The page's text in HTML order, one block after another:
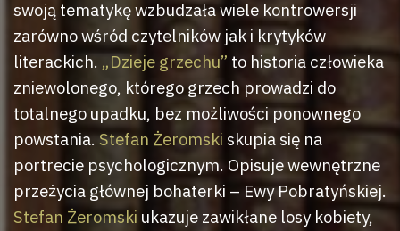
swoją tematykę wzbudzała wiele kontrowersji
zarówno wśród czytelników jak i krytyków
literackich. „Dzieje grzechu” to historia człowieka
zniewolonego, którego grzech prowadzi do
totalnego upadku, bez możliwości ponownego
powstania.Stefan Żeromski skupia się na
portrecie psychologicznym. Opisuje wewnętrzne
przeżycia głównej bohaterki – Ewy Pobratyńskiej.
Stefan Żeromski ukazuje zawikłane losy kobiety,